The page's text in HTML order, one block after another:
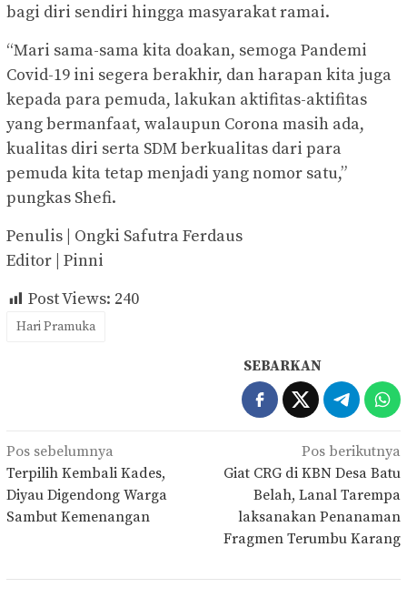
bagi diri sendiri hingga masyarakat ramai.
“Mari sama-sama kita doakan, semoga Pandemi
Covid-19 ini segera berakhir, dan harapan kita juga
kepada para pemuda, lakukan aktifitas-aktifitas
yang bermanfaat, walaupun Corona masih ada,
kualitas diri serta SDM berkualitas dari para
pemuda kita tetap menjadi yang nomor satu,”
pungkas Shefi.
Penulis | Ongki Safutra Ferdaus
Editor | Pinni
Post Views: 240
Hari Pramuka
SEBARKAN
Navigasi
pos
Pos sebelumnya
Terpilih Kembali Kades,
Diyau Digendong Warga
Sambut Kemenangan
Pos berikutnya
Giat CRG di KBN Desa Batu
Belah, Lanal Tarempa
laksanakan Penanaman
Fragmen Terumbu Karang